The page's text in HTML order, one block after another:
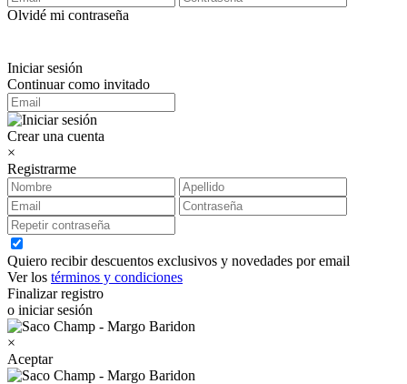
Olvidé mi contraseña
Iniciar sesión
Continuar como invitado
Crear una cuenta
×
Registrarme
Quiero recibir descuentos exclusivos y novedades por email
Ver los términos y condiciones
Finalizar registro
o iniciar sesión
×
Aceptar